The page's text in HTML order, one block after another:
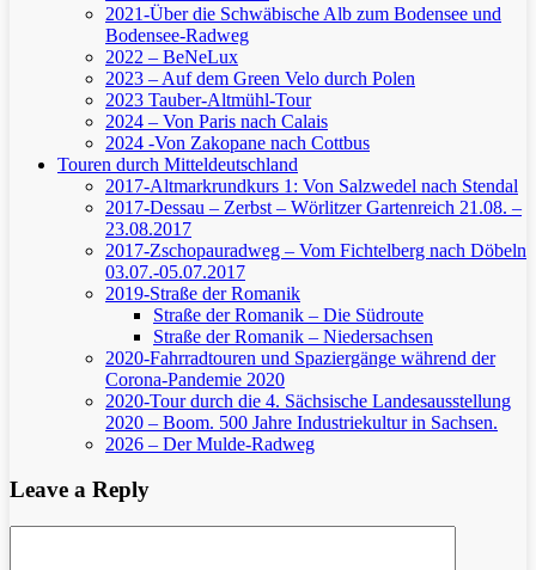
2021-Über die Schwäbische Alb zum Bodensee und
Bodensee-Radweg
2022 – BeNeLux
2023 – Auf dem Green Velo durch Polen
2023 Tauber-Altmühl-Tour
2024 – Von Paris nach Calais
2024 -Von Zakopane nach Cottbus
Touren durch Mitteldeutschland
2017-Altmarkrundkurs 1: Von Salzwedel nach Stendal
2017-Dessau – Zerbst – Wörlitzer Gartenreich 21.08. –
23.08.2017
2017-Zschopauradweg – Vom Fichtelberg nach Döbeln
03.07.-05.07.2017
2019-Straße der Romanik
Straße der Romanik – Die Südroute
Straße der Romanik – Niedersachsen
2020-Fahrradtouren und Spaziergänge während der
Corona-Pandemie 2020
2020-Tour durch die 4. Sächsische Landesausstellung
2020 – Boom. 500 Jahre Industriekultur in Sachsen.
2026 – Der Mulde-Radweg
Leave a Reply